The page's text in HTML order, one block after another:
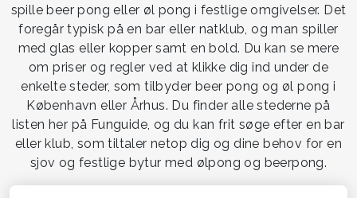
spille beer pong eller øl pong i festlige omgivelser. Det
foregår typisk på en bar eller natklub, og man spiller
med glas eller kopper samt en bold. Du kan se mere
om priser og regler ved at klikke dig ind under de
enkelte steder, som tilbyder beer pong og øl pong i
København eller Århus. Du finder alle stederne på
listen her på Funguide, og du kan frit søge efter en bar
eller klub, som tiltaler netop dig og dine behov for en
sjov og festlige bytur med ølpong og beerpong.